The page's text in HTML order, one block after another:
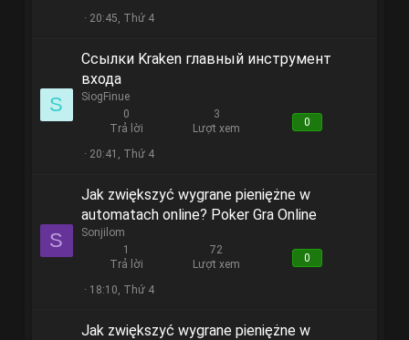
20:45, Thứ 4
S
Ссылки Kraken главный инструмент
входа
SiogFinue
0
Trả lời
3
Lượt xem
0
20:41, Thứ 4
S
Jak zwiększyć wygrane pieniężne w
automatach online? Poker Gra Online
Sonjilom
1
Trả lời
72
Lượt xem
0
18:10, Thứ 4
Jak zwiększyć wygrane pieniężne w